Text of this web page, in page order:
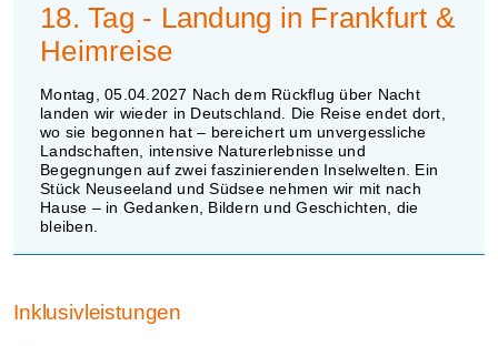
18. Tag - Landung in Frankfurt &
Heimreise
Montag, 05.04.2027 Nach dem Rückflug über Nacht
landen wir wieder in Deutschland. Die Reise endet dort,
wo sie begonnen hat – bereichert um unvergessliche
Landschaften, intensive Naturerlebnisse und
Begegnungen auf zwei faszinierenden Inselwelten. Ein
Stück Neuseeland und Südsee nehmen wir mit nach
Hause – in Gedanken, Bildern und Geschichten, die
bleiben.
Inklusivleistungen